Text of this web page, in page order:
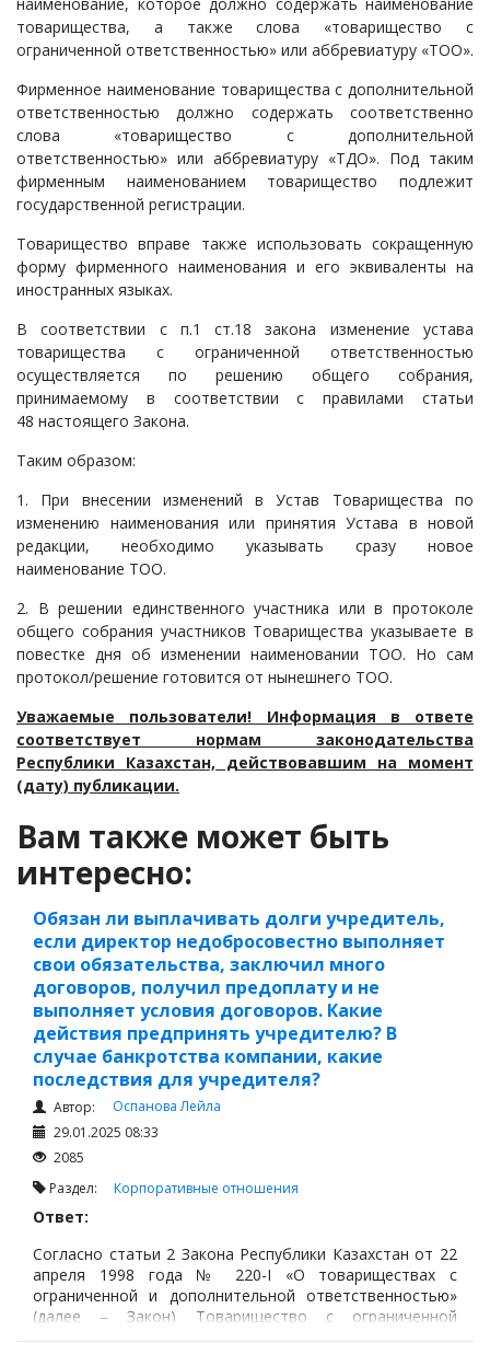
товарищества, а также слова «товарищество с
ограниченной ответственностью» или аббревиатуру «ТОО».
Фирменное наименование товарищества с дополнительной
ответственностью должно содержать соответственно
слова «товарищество с дополнительной
ответственностью» или аббревиатуру «ТДО». Под таким
фирменным наименованием товарищество подлежит
государственной регистрации.
Товарищество вправе также использовать сокращенную
форму фирменного наименования и его эквиваленты на
иностранных языках.
В соответствии с п.1 ст.18 закона изменение устава
товарищества с ограниченной ответственностью
осуществляется по решению общего собрания,
принимаемому в соответствии с правилами статьи
48 настоящего Закона.
Таким образом:
1. При внесении изменений в Устав Товарищества по
изменению наименования или принятия Устава в новой
редакции, необходимо указывать сразу новое
наименование ТОО.
2. В решении единственного участника или в протоколе
общего собрания участников Товарищества указываете в
повестке дня об изменении наименовании ТОО. Но сам
протокол/решение готовится от нынешнего ТОО.
Уважаемые пользователи! Информация в ответе
соответствует нормам законодательства
Республики Казахстан, действовавшим на момент
(дату) публикации.
Вам также может быть
интересно:
Обязан ли выплачивать долги учредитель,
если директор недобросовестно выполняет
свои обязательства, заключил много
договоров, получил предоплату и не
выполняет условия договоров. Какие
действия предпринять учредителю? В
случае банкротства компании, какие
последствия для учредителя?
Автор:
Оспанова Лейла
29.01.2025 08:33
2085
Раздел: Корпоративные отношения
Ответ:
Согласно статьи 2 Закона Республики Казахстан от 22
апреля 1998 года № 220-I «О товариществах с
ограниченной и дополнительной ответственностью»
(далее – Закон) Товарищество с ограниченной
ответственностью отвечает по своим обязательствам